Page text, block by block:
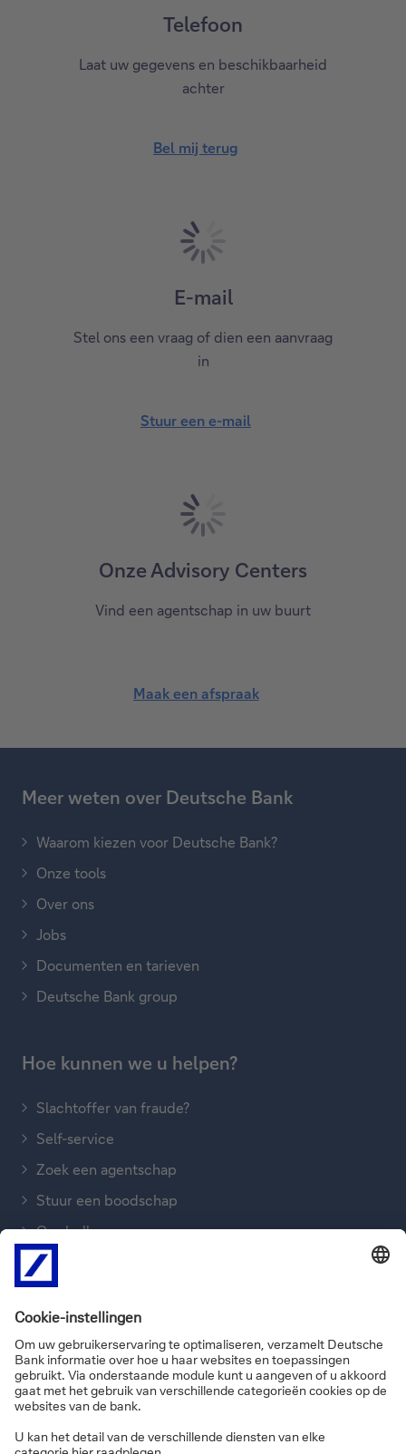
Telefoon
Laat uw gegevens en beschikbaarheid
achter
Bel mij terug
E-mail
Stel ons een vraag of dien een aanvraag
in
Stuur een e-mail
Onze Advisory Centers
Vind een agentschap in uw buurt
Maak een afspraak
Meer weten over Deutsche Bank
Waarom kiezen voor Deutsche Bank?
Onze tools
Over ons
Jobs
Documenten en tarieven
Deutsche Bank group
Hoe kunnen we u helpen?
Slachtoffer van fraude?
Self-service
Zoek een agentschap
Stuur een boodschap
Ons bellen
FAQ’s
Informatie over de site
Privacy
Disclaimer
Wettelijke informatie